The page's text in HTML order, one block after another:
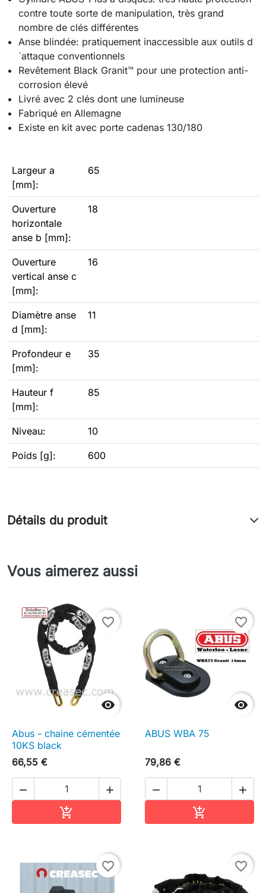
contre toute sorte de manipulation, très grand
nombre de clés différentes
Anse blindée: pratiquement inaccessible aux outils d
´attaque conventionnels
Revêtement Black Granit™ pour une protection anti-
corrosion élevé
Livré avec 2 clés dont une lumineuse
Fabriqué en Allemagne
Existe en kit avec porte cadenas 130/180
Largeur a
[mm]:
65
Ouverture
horizontale
anse b [mm]:
18
Ouverture
vertical anse c
[mm]:
16
Diamètre anse
d [mm]:
11
Profondeur e
[mm]:
35
Hauteur f
[mm]:
85
Niveau: 10
Poids [g]: 600
Détails du produit
Vous aimerez aussi

favorite_border
Abus - chaine cémentée
10KS black
66,55 €
 


favorite_border
ABUS WBA 75
79,86 €
 

favorite_border favorite_border